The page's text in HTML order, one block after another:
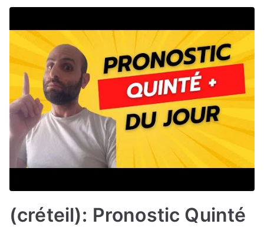
(créteil): Pronostic Quinté